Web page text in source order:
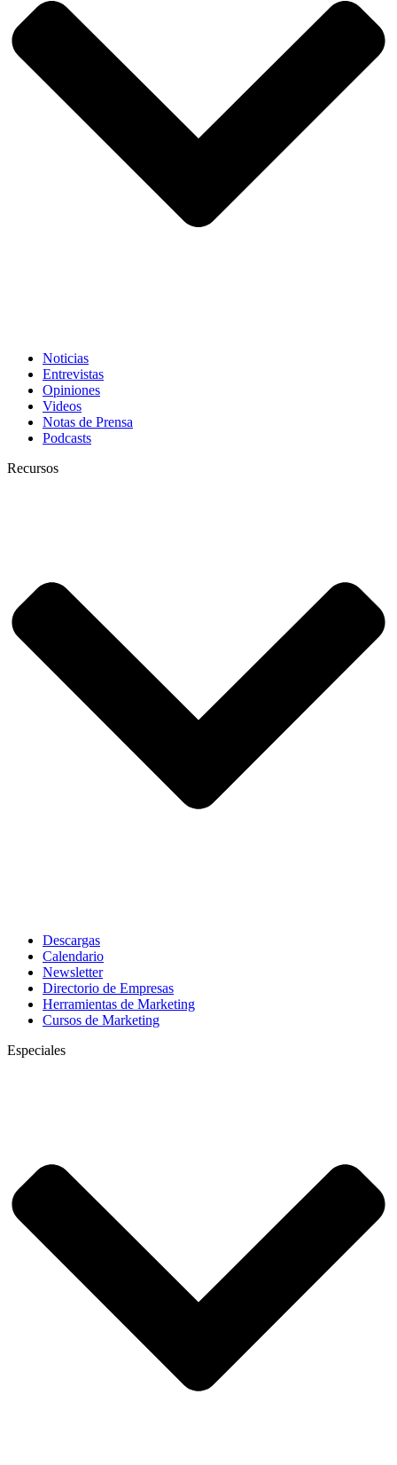
Noticias
Entrevistas
Opiniones
Videos
Notas de Prensa
Podcasts
Recursos
Descargas
Calendario
Newsletter
Directorio de Empresas
Herramientas de Marketing
Cursos de Marketing
Especiales